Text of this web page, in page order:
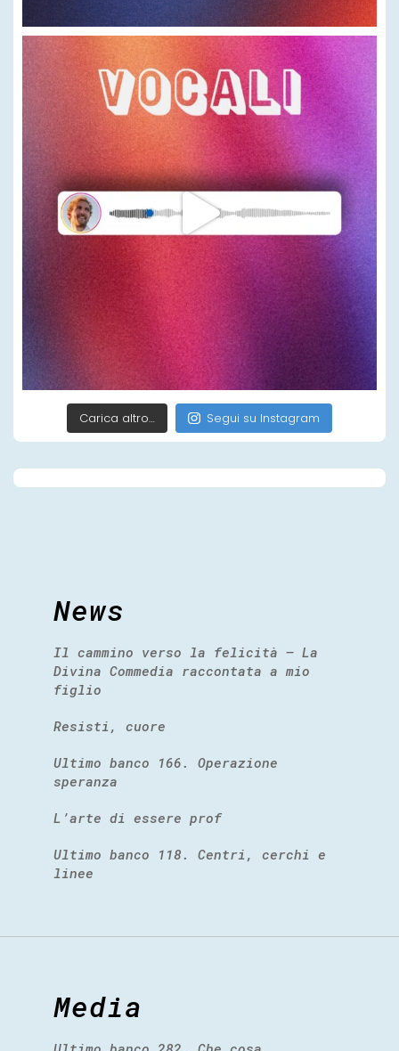
Carica altro… Segui su Instagram
News
Il cammino verso la felicità – La
Divina Commedia raccontata a mio
figlio
Resisti, cuore
Ultimo banco 166. Operazione
speranza
L’arte di essere prof
Ultimo banco 118. Centri, cerchi e
linee
Media